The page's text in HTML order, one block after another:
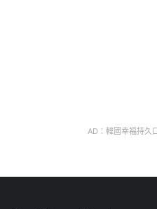
AD：韓國幸福持久